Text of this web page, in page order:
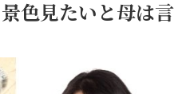
色見たいと母は言